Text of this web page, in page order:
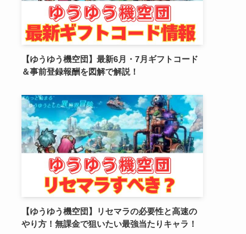
(2)
(4)
(5)
(4)
(6)
(5)
(4)
(4)
(2)
(6)
【ゆうゆう機空団】最新6月・7月ギフトコード
＆事前登録報酬を図解で解説！
【ゆうゆう機空団】リセマラの必要性と高速の
やり方！無課金で狙いたい最強当たりキャラ！